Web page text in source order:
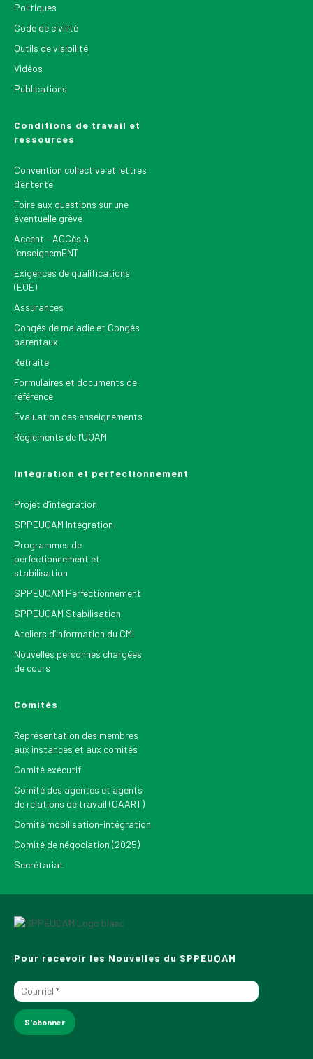
Politiques
Code de civilité
Outils de visibilité
Vidéos
Publications
Conditions de travail et
ressources
Convention collective et lettres
d’entente
Foire aux questions sur une
éventuelle grève
Accent – ACCès à
l’enseignemENT
Exigences de qualifications
(EQE)
Assurances
Congés de maladie et Congés
parentaux
Retraite
Formulaires et documents de
référence
Évaluation des enseignements
Règlements de l’UQAM
Intégration et perfectionnement
Projet d’intégration
SPPEUQAM Intégration
Programmes de
perfectionnement et
stabilisation
SPPEUQAM Perfectionnement
SPPEUQAM Stabilisation
Ateliers d’information du CMI
Nouvelles personnes chargées
de cours
Comités
Représentation des membres
aux instances et aux comités
Comité exécutif
Comité des agentes et agents
de relations de travail (CAART)
Comité mobilisation-intégration
Comité de négociation (2025)
Secrétariat
Pour recevoir les Nouvelles du SPPEUQAM